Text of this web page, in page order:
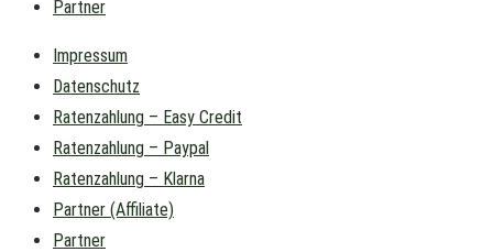
Partner
Impressum
Datenschutz
Ratenzahlung – Easy Credit
Ratenzahlung – Paypal
Ratenzahlung – Klarna
Partner (Affiliate)
Partner